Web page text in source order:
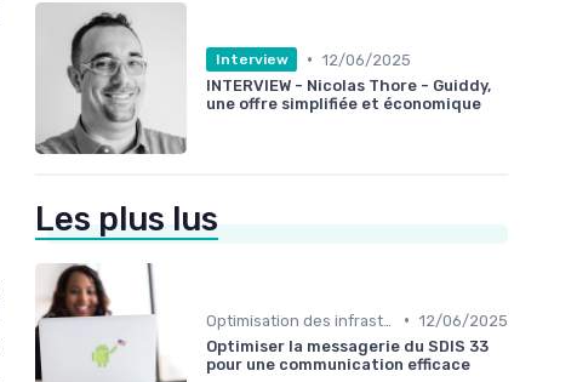
Interview • 12/06/2025
INTERVIEW - Nicolas Thore - Guiddy,
une offre simplifiée et économique
Les plus lus
• 12/06/2025
Optimiser la messagerie du SDIS 33
pour une communication efficace